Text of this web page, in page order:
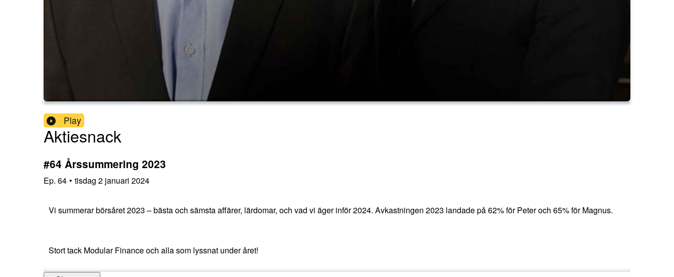
Play
Aktiesnack
#64 Årssummering 2023
Ep. 64 • tisdag 2 januari 2024
Vi summerar börsåret 2023 – bästa och sämsta affärer, lärdomar, och vad vi äger inför 2024. Avkastningen 2023 landade på 62% för Peter och 65% för Magnus.
Stort tack Modular Finance och alla som lyssnat under året!